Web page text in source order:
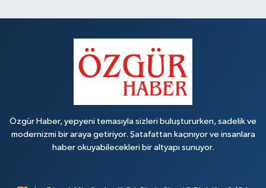
Özgür Haber, yepyeni temasıyla sizleri buluştururken, sadelik ve
modernizmi bir araya getiriyor. Şatafattan kaçınıyor ve insanlara
haber okuyabilecekleri bir altyapı sunuyor.